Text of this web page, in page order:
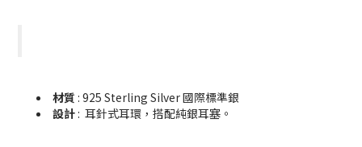
材質 : 925 Sterling Silver國際標準銀
設計 : 耳針式耳環，搭配純銀耳塞。